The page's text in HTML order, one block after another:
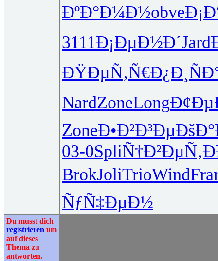
ÐºÐ°Ð¼Ð½obve
3111Ð¡ÐµÐ½Ð´Jard
ÐŸÐµÑ‚Ñ€
NardZoneLong
ZoneÐ•Ð²Ð³Ðµ
03-0SpliÑ†Ð²ÐµÑ‚
BrokJoliTrioWind
ÑƒÑ‡ÐµÐ½
Du musst dich
registrieren um
auf dieses
Thema zu
antworten.